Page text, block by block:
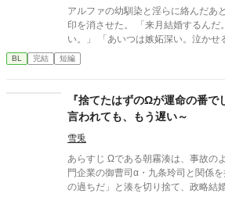
アルファの幼馴染と淫らに絡んだあ
印を消させた。 「来月結婚するんだ
い。」 「あいつは嫉妬深い。泣かせ
ももう年頃の残り物のオメガだろ？
アルファとお見合いするなんてあり
す。 「長い間、俺に従ってきたん
い。」 「結婚の日には招待状を送る
--- いくつかのコメントを拝見し、大
す。 私は現在日本語を勉強しており
ませんが、 一部に翻訳ソフトを使用
さる中で日本語のおかしな点をご指
ありがたく思います。
BL 完結 短編
『捨てたはずのΩが運命の番で
言われても、もう遅い～
雪兎
あらすじ Ωである朝霧湊は、事故のような一夜をきっかけに、名
門企業の御曹司α・九条玲司と関係を持つ。 しかし玲
の過ちだ」と湊を切り捨て、政略結